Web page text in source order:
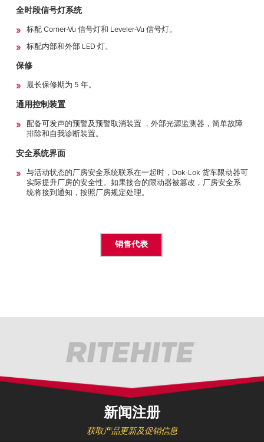
全时段信号灯系统
标配 Corner-Vu 信号灯和 Leveler-Vu 信号灯。
标配内部和外部 LED 灯。
保修
最长保修期为 5 年。
通用控制装置
配备可发声的预警及预警取消装置 ，外部光源监测器，简单故障
排除和自我诊断装置。
安全系统界面
与活动状态的厂房安全系统联系在一起时，Dok-Lok 货车限动器可
实际提升厂房的安全性。如果接合的限动器被篡改，厂房安全系
统将接到通知，按照厂房规定处理。
销售代表
新闻注册
获取产品更新及促销信息